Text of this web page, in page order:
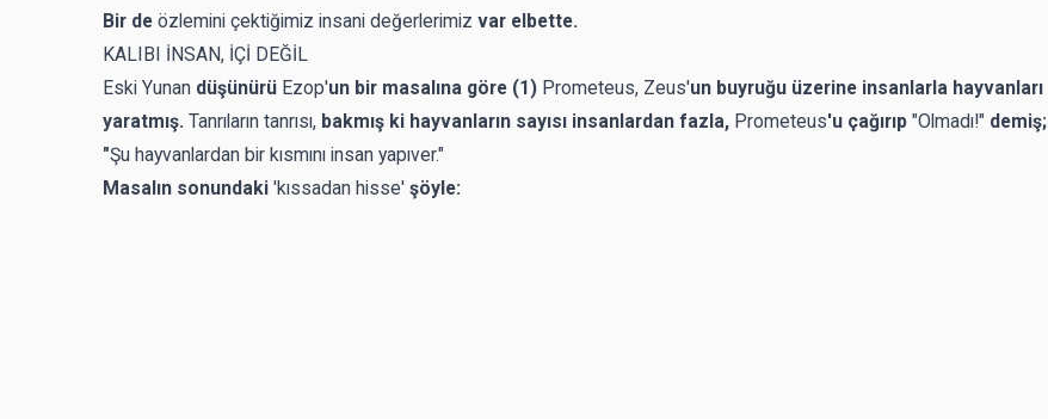
Bir de özlemini çektiğimiz insani değerlerimiz var elbette.
KALIBI İNSAN, İÇİ DEĞİL
Eski Yunan düşünürü Ezop'un bir masalına göre (1) Prometeus, Zeus'un buyruğu üzerine insanlarla hayvanları
yaratmış. Tanrıların tanrısı, bakmış ki hayvanların sayısı insanlardan fazla, Prometeus'u çağırıp "Olmadı!" demiş;
"Şu hayvanlardan bir kısmını insan yapıver."
Masalın sonundaki 'kıssadan hisse' şöyle: